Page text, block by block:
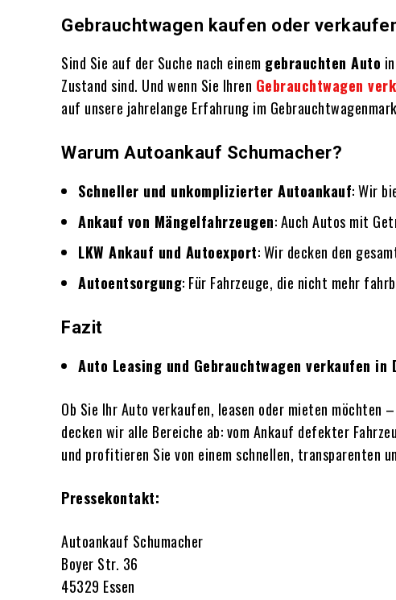
Gebrauchtwagen kaufen oder
Sind Sie auf der Suche nach einem gebrauchten Auto
Zustand sind. Und wenn Sie Ihren Gebrauchtwagen
auf unsere jahrelange Erfahrung im
Warum Autoankauf Schumacher?
Schneller und unkomplizierter Autoankauf: Wir
Ankauf von Mängelfahrzeugen: Auch Autos mit
LKW Ankauf und Autoexport: Wir decken den
Autoentsorgung: Für Fahrzeuge, die nicht mehr
Fazit
Auto Leasing und Gebrauchtwagen verkaufen
Ob Sie Ihr Auto verkaufen, leasen oder mieten möchten –
decken wir alle Bereiche ab: vom Ankauf defekter
und profitieren Sie von einem schnellen, transparenten
Pressekontakt:
Autoankauf Schumacher
Boyer Str. 36
45329 Essen